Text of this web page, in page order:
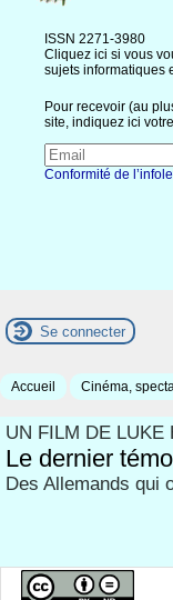
ISSN 2271-3980
Cliquez ici si vous
sujets informatiques
Pour recevoir (au
site, indiquez ici
Conformité de
Se connecter
Accueil Cinéma,
UN FILM DE LUKE
Le dernier
Des Allemands qui